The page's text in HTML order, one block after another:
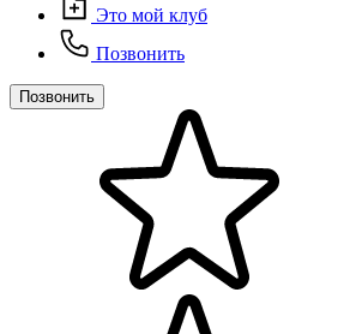
Это мой клуб
Позвонить
Позвонить